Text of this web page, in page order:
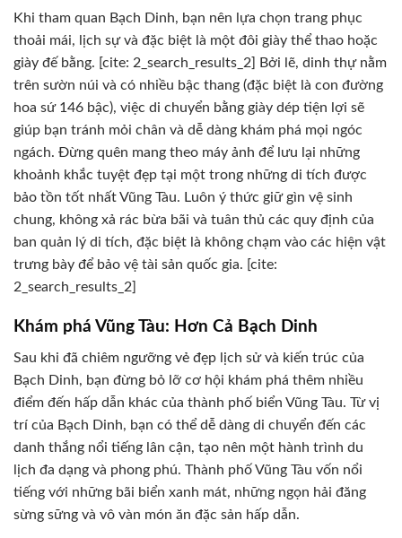
Khi tham quan Bạch Dinh, bạn nên lựa chọn trang phục
thoải mái, lịch sự và đặc biệt là một đôi giày thể thao hoặc
giày đế bằng. [cite: 2_search_results_2] Bởi lẽ, dinh thự nằm
trên sườn núi và có nhiều bậc thang (đặc biệt là con đường
hoa sứ 146 bậc), việc di chuyển bằng giày dép tiện lợi sẽ
giúp bạn tránh mỏi chân và dễ dàng khám phá mọi ngóc
ngách. Đừng quên mang theo máy ảnh để lưu lại những
khoảnh khắc tuyệt đẹp tại một trong những di tích được
bảo tồn tốt nhất Vũng Tàu. Luôn ý thức giữ gìn vệ sinh
chung, không xả rác bừa bãi và tuân thủ các quy định của
ban quản lý di tích, đặc biệt là không chạm vào các hiện vật
trưng bày để bảo vệ tài sản quốc gia. [cite:
2_search_results_2]
Khám phá Vũng Tàu: Hơn Cả Bạch Dinh
Sau khi đã chiêm ngưỡng vẻ đẹp lịch sử và kiến trúc của
Bạch Dinh, bạn đừng bỏ lỡ cơ hội khám phá thêm nhiều
điểm đến hấp dẫn khác của thành phố biển Vũng Tàu. Từ vị
trí của Bạch Dinh, bạn có thể dễ dàng di chuyển đến các
danh thắng nổi tiếng lân cận, tạo nên một hành trình du
lịch đa dạng và phong phú. Thành phố Vũng Tàu vốn nổi
tiếng với những bãi biển xanh mát, những ngọn hải đăng
sừng sững và vô vàn món ăn đặc sản hấp dẫn.